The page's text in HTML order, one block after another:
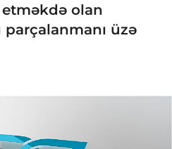
olan
parçalanmanı üzə